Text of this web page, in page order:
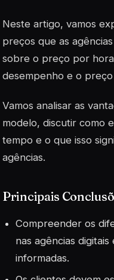
Neste artigo, vamos
preços que as
sobre o preço por
desempenho e o
Vamos analisar as
modelo, discutir como
tempo e o que isso
agências.
Principais
Compreender os
nas agências
informadas.